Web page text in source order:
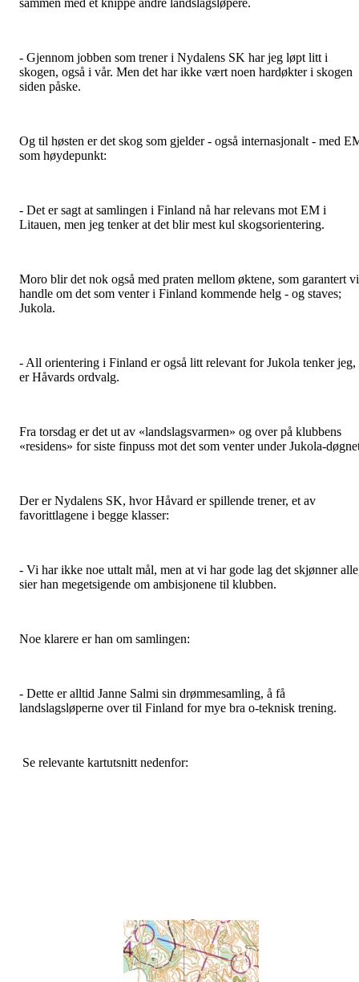
sammen med et knippe andre landslagsløpere.
- Gjennom jobben som trener i Nydalens SK har jeg løpt litt i
skogen, også i vår. Men det har ikke vært noen hardøkter i skogen
siden påske.
Og til høsten er det skog som gjelder - også internasjonalt - med
som høydepunkt:
- Det er sagt at samlingen i Finland nå har relevans mot EM i
Litauen, men jeg tenker at det blir mest kul skogsorientering.
Moro blir det nok også med praten mellom øktene, som garantert
handle om det som venter i Finland kommende helg - og staves;
Jukola.
- All orientering i Finland er også litt relevant for Jukola tenker jeg,
er Håvards ordvalg.
Fra torsdag er det ut av «landslagsvarmen» og over på klubbens
«residens» for siste finpuss mot det som venter under Jukola-
Der er Nydalens SK, hvor Håvard er spillende trener, et av
favorittlagene i begge klasser:
- Vi har ikke noe uttalt mål, men at vi har gode lag det skjønner
sier han megetsigende om ambisjonene til klubben.
Noe klarere er han om samlingen:
- Dette er alltid Janne Salmi sin drømmesamling, å få
landslagsløperne over til Finland for mye bra o-teknisk trening.
Se relevante kartutsnitt nedenfor: